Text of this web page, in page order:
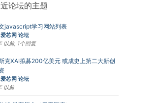
论坛的主题
javascript学习网站列表
爱芯网 论坛
以前, 1个回复
克XAI拟募200亿美元 或成史上第二大新创
爱芯网 论坛
以前